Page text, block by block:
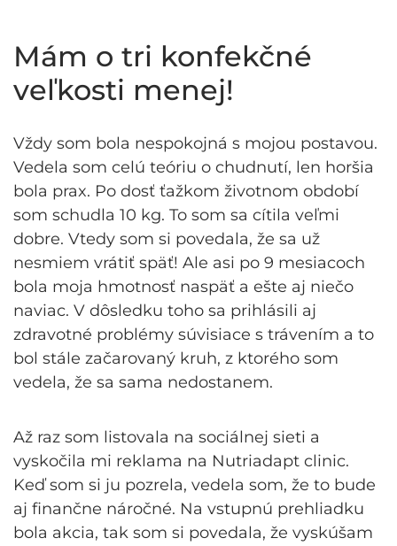
Mám o tri konfekčné
veľkosti menej!
Vždy som bola nespokojná s mojou postavou.
Vedela som celú teóriu o chudnutí, len horšia
bola prax. Po dosť ťažkom životnom období
som schudla 10 kg. To som sa cítila veľmi
dobre. Vtedy som si povedala, že sa už
nesmiem vrátiť späť! Ale asi po 9 mesiacoch
bola moja hmotnosť naspäť a ešte aj niečo
naviac. V dôsledku toho sa prihlásili aj
zdravotné problémy súvisiace s trávením a to
bol stále začarovaný kruh, z ktorého som
vedela, že sa sama nedostanem.
Až raz som listovala na sociálnej sieti a
vyskočila mi reklama na Nutriadapt clinic.
Keď som si ju pozrela, vedela som, že to bude
aj finančne náročné. Na vstupnú prehliadku
bola akcia, tak som si povedala, že vyskúšam